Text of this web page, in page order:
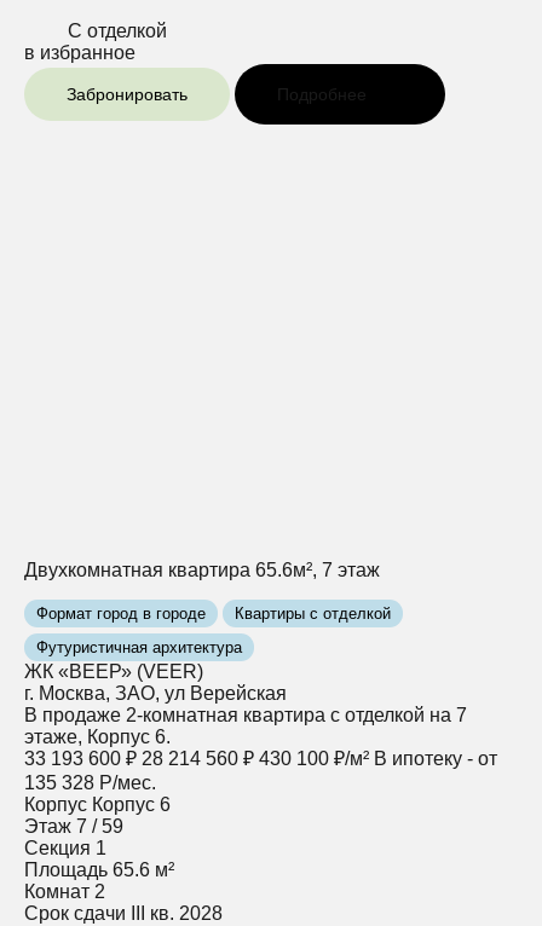
С отделкой
в избранное
Забронировать Подробнее
Двухкомнатная квартира 65.6м², 7 этаж
Формат город в городе
Квартиры с отделкой
Футуристичная архитектура
ЖК «ВЕЕР» (VEER)
г. Москва, ЗАО, ул Верейская
В продаже 2-комнатная квартира с отделкой на 7
этаже, Корпус 6.
33 193 600 ₽ 28 214 560 ₽ 430 100 ₽/м² В ипотеку - от
135 328 Р/мес.
Корпус Корпус 6
Этаж 7 / 59
Секция 1
Площадь 65.6 м²
Комнат 2
Срок сдачи
III кв. 2028